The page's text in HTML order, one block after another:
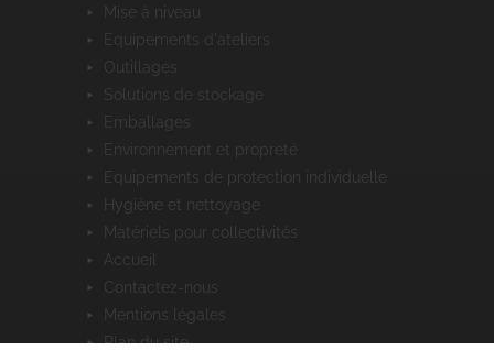
mise à niveau
equipements d'ateliers
outillages
solutions de stockage
emballages
environnement et propreté
equipements de protection individuelle
hygiène et nettoyage
matériels pour collectivités
accueil
contactez-nous
mentions légales
plan du site